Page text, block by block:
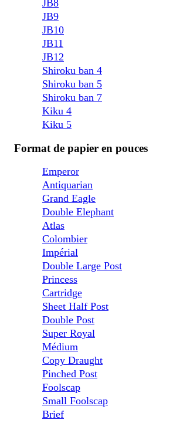
JB8
JB9
JB10
JB11
JB12
Shiroku ban 4
Shiroku ban 5
Shiroku ban 7
Kiku 4
Kiku 5
Format de papier en pouces
Emperor
Antiquarian
Grand Eagle
Double Elephant
Atlas
Colombier
Impérial
Double Large Post
Princess
Cartridge
Sheet Half Post
Double Post
Super Royal
Médium
Copy Draught
Pinched Post
Foolscap
Small Foolscap
Brief